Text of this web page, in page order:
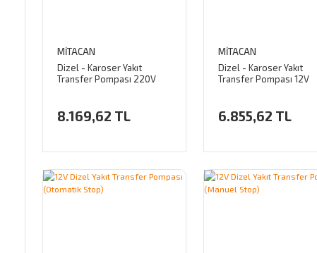
MİTACAN
Dizel - Karoser Yakıt
Transfer Pompası 220V
8.169,62 TL
MİTACAN
Dizel - Karoser Yakıt
Transfer Pompası 12V
6.855,62 TL